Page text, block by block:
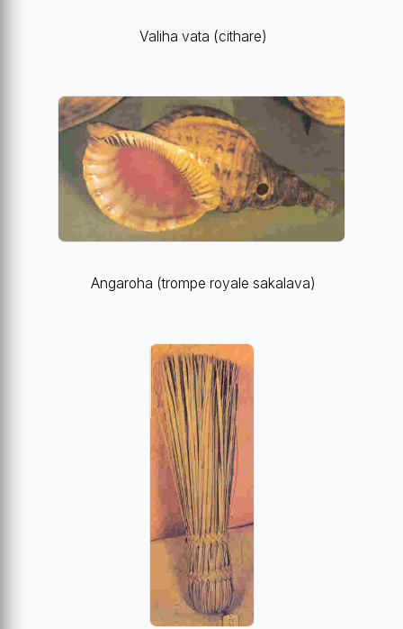
Valiha vata (cithare)
Angaroha (trompe royale sakalava)